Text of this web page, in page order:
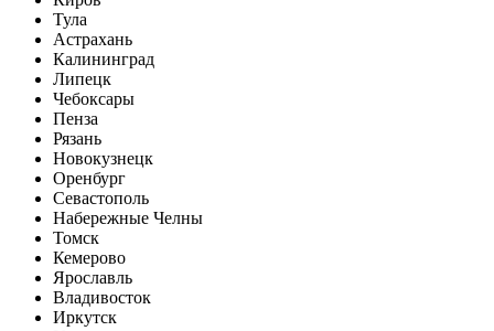
Тула
Астрахань
Калининград
Липецк
Чебоксары
Пенза
Рязань
Новокузнецк
Оренбург
Севастополь
Набережные Челны
Томск
Кемерово
Ярославль
Владивосток
Иркутск